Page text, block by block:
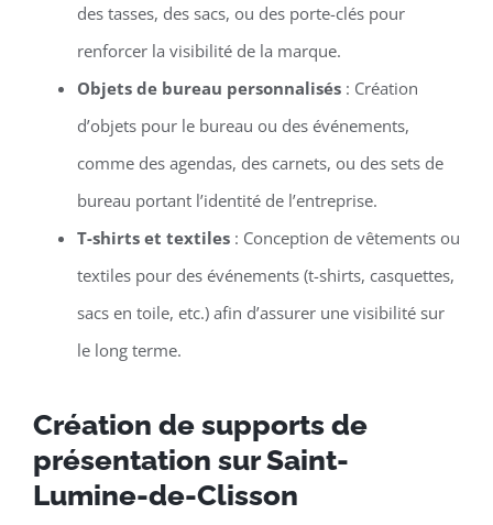
des tasses, des sacs, ou des porte-clés pour
renforcer la visibilité de la marque.
Objets de bureau personnalisés: Création
d’objets pour le bureau ou des événements,
comme des agendas, des carnets, ou des sets de
bureau portant l’identité de l’entreprise.
T-shirts et textiles: Conception de vêtements ou
textiles pour des événements (t-shirts, casquettes,
sacs en toile, etc.) afin d’assurer une visibilité sur
le long terme.
Création de supports de
présentation sur Saint-
Lumine-de-Clisson